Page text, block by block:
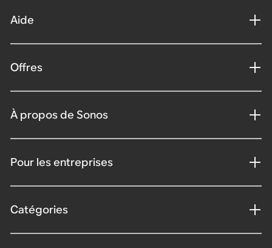
Aide
Offres
À propos de Sonos
Pour les entreprises
Catégories